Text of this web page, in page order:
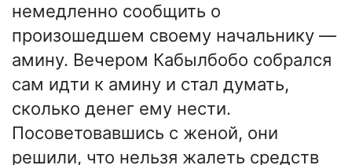
немедленно сообщить о
произошедшем своему начальнику —
амину. Вечером Кабылбобо собрался
сам идти к амину и стал думать,
сколько денег ему нести.
Посоветовавшись с женой, они
решили, что нельзя жалеть средств